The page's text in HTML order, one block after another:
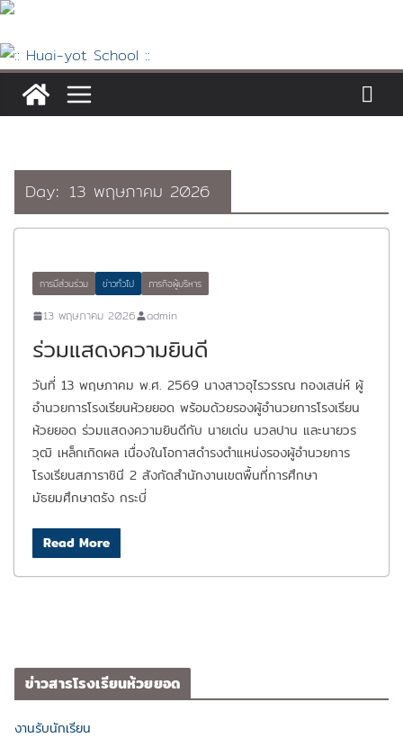
Skip
content
Day: 13 พฤษภาคม 2026
การมีส่วนร่วม ข่าวทั่วไป ภารกิจผู้บริหาร
13 พฤษภาคม 2026 admin
ร่วมแสดงความยินดี
วันที่ 13 พฤษภาคม พ.ศ. 2569 นางสาวอุไรวรรณ ทองเสน่ห์ ผู้
อำนวยการโรงเรียนห้วยยอด พร้อมด้วยรองผู้อำนวยการโรงเรียน
ห้วยยอด ร่วมแสดงความยินดีกับ นายเด่น นวลปาน และนายวร
วุฒิ เหล็กเกิดผล เนื่องในโอกาสดำรงตำแหน่งรองผู้อำนวยการ
โรงเรียนสภาราชินี 2 สังกัดสำนักงานเขตพื้นที่การศึกษา
มัธยมศึกษาตรัง กระบี่
Read More
ข่าวสารโรงเรียนห้วยยอด
งานรับนักเรียน